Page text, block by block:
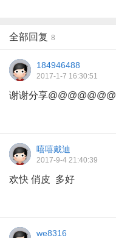
全部回复 8
184946488
2017-1-7 16:30:51
谢谢分享@@@@@@@
嘻嘻戴迪
2017-9-4 21:40:39
欢快 俏皮 多好
we8316